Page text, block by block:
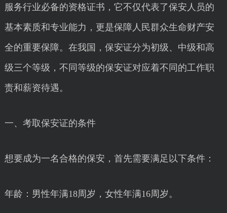
服务行业必备的资格证书，它不仅代表了保安人员的
基本素质和专业能力，更是保障人民群众生命财产安
全的重要保障。在我国，保安证分为初级、中级和高
级三个等级，不同等级的保安证对应着不同的工作职
责和薪资待遇。
一、考取保安证的条件
想要成为一名合格的保安，首先需要满足以下条件：
年龄：男性年满18周岁，女性年满16周岁。